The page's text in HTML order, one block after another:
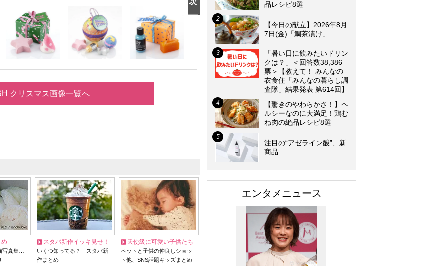
クリスマス画像一覧へ
め
写真集…
スタバ新作イッキ見せ！
いくつ知ってる？ スタバ新
作まとめ
天使級に可愛い子供たち
ペットと子供の仲良しショッ
ト他、SNS話題キッズまとめ
品レシピ8選
【今日の献立】2026年8月
7日(金)「鯛茶漬け」
「暑い日に飲みたいドリン
クは？」＜回答数38,386
票＞【教えて！ みんなの
衣食住「みんなの暮らし調
査隊」結果発表 第614回】
【驚きのやわらかさ！】ヘ
ルシーなのに大満足！鶏む
ね肉の絶品レシピ8選
注目の“アゼライン酸”、新
商品
エンタメニュース